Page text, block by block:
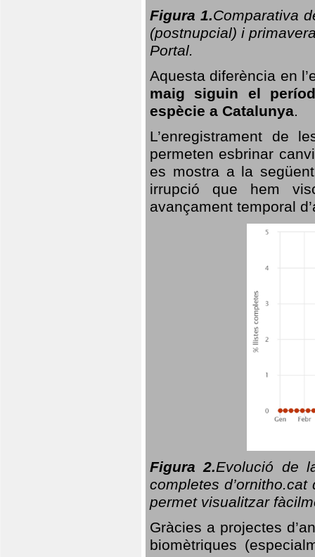
Figura 1.Comparativa
(postnupcial) i
Portal.
Aquesta diferència en
maig siguin el
espècie a Catalunya.
L’enregistrament de
permeten esbrinar
es mostra a la
irrupció que hem
avançament temporal
Figura 2.Evolució de
completes
permet visualitzar
Gràcies a projectes
biomètriques